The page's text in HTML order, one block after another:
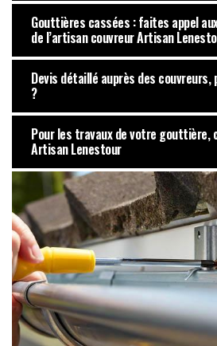
Gouttières cassées : faites appel
de l’artisan couvreur Artisan
Devis détaillé auprès des couvreurs,
?
Pour les travaux de votre gouttière,
Artisan Lenestour